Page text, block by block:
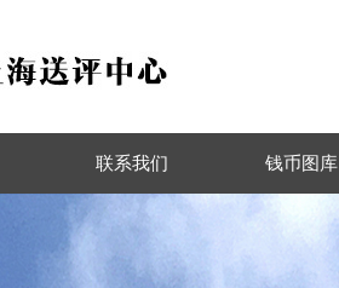
联系我们 钱币图库